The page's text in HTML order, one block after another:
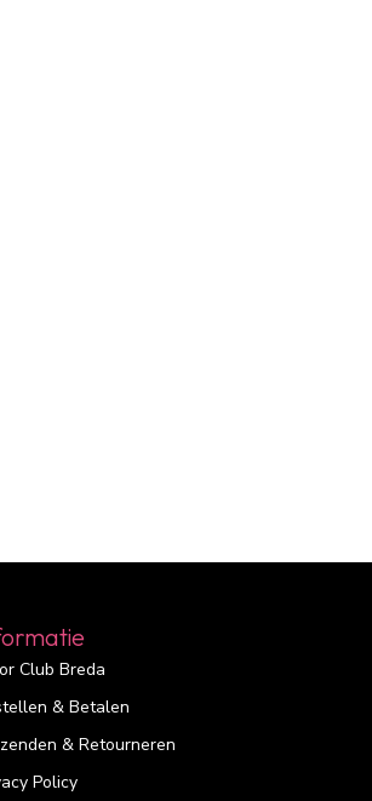
Club Breda
& Betalen
& Retourneren
Policy